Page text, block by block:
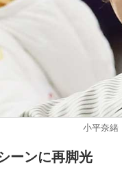
小平奈緒
ーンに再脚光